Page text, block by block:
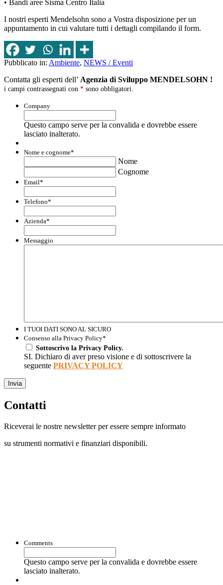
• Bandi aree Sisma Centro Italia
I nostri esperti Mendelsohn sono a Vostra disposizione per un
appuntamento in cui valutare tutti i dettagli compilando il form.
Pubblicato in: Ambiente, NEWS / Eventi
Contatta gli esperti dell’ Agenzia di Sviluppo MENDELSOHN !
i campi contrassegnati con * sono obbligatori.
Company
Questo campo serve per la convalida e dovrebbe essere
lasciato inalterato.
Nome e cognome*
Nome
Cognome
Email*
Telefono*
Azienda*
Messaggio
I TUOI DATI SONO AL SICURO
Consenso alla Privacy Policy*
Sottoscrivo la Privacy Policy.
SI. Dichiaro di aver preso visione e di sottoscrivere la
seguente PRIVACY POLICY
Invia
Contatti
Riceverai le nostre newsletter per essere sempre informato
su strumenti normativi e finanziari disponibili.
Comments
Questo campo serve per la convalida e dovrebbe essere
lasciato inalterato.